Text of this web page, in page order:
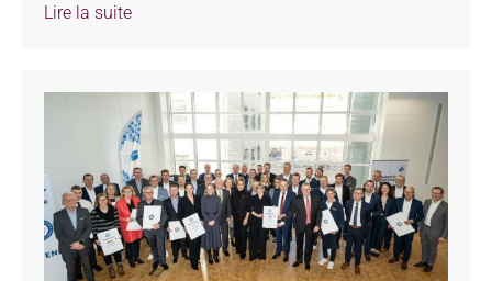
Lire la suite